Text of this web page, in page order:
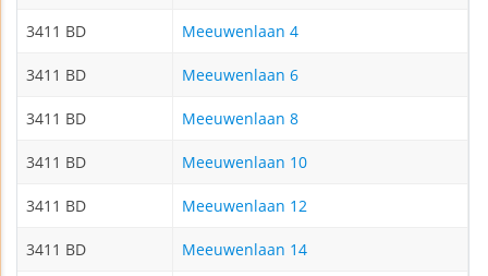
3411 BD Meeuwenlaan 4
3411 BD Meeuwenlaan 6
3411 BD Meeuwenlaan 8
3411 BD Meeuwenlaan 10
3411 BD Meeuwenlaan 12
3411 BD Meeuwenlaan 14